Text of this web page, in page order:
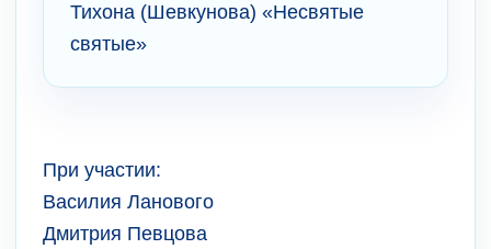
Тихона (Шевкунова) «Несвятые
святые»
При участии:
Василия Ланового
Дмитрия Певцова